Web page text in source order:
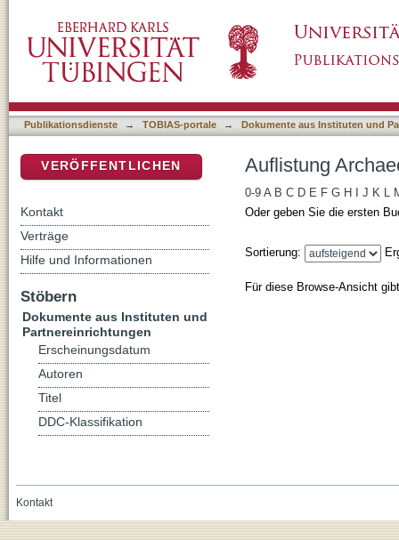
Publikationsdienste → TOBIAS-portale → Dokumente aus Instituten und
Auflistung
0-9 A B C D E F G H J K L
Oder geben Sie die ersten
Sortierung:
Für diese Browse-Ansicht
VERÖFFENTLICHEN
Kontakt
Verträge
Hilfe und Informationen
Stöbern
Dokumente aus Instituten und
Partnereinrichtungen
Erscheinungsdatum
Autoren
Titel
DDC-Klassifikation
Kontakt